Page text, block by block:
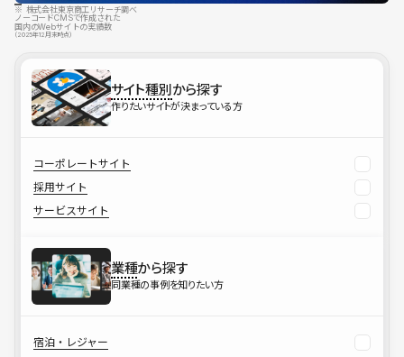
※ 株式会社東京商工リサーチ調べ
ノーコードCMSで作成された
国内のWebサイトの実績数
（2025年12月末時点）
サイト種別から探す
作りたいサイトが決まっている方
コーポレートサイト
採用サイト
サービスサイト
業種から探す
同業種の事例を知りたい方
宿泊・レジャー